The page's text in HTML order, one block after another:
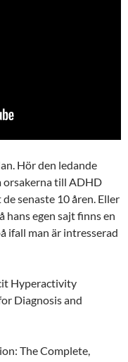
Hör den ledande
orsakerna till ADHD
senaste 10 åren. Eller
hans egen sajt finns en
ifall man är intresserad
Hyperactivity
Diagnosis and
The Complete,